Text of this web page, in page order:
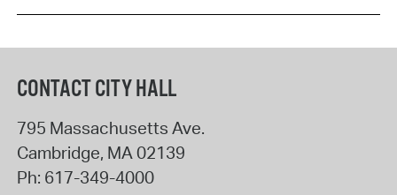
CONTACT CITY HALL
795 Massachusetts Ave.
Cambridge, MA 02139
Ph: 617-349-4000